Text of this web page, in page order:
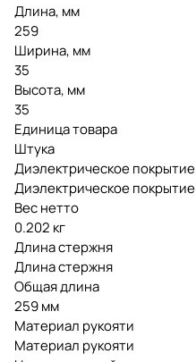
Длина, мм
259
Ширина, мм
35
Высота, мм
35
Единица товара
Штука
Диэлектрическое покрытие
Диэлектрическое покрытие
Вес нетто
0.202 кг
Длина стержня
Длина стержня
Общая длина
259 мм
Материал рукояти
Материал рукояти